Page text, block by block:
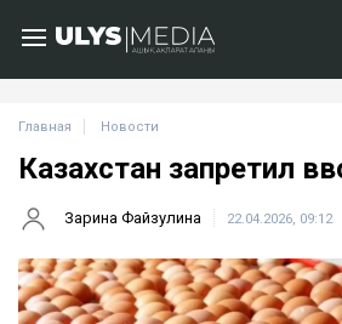
Главная Новости
Казахстан запретил
Зарина Файзулина 22.04.2026, 09:12